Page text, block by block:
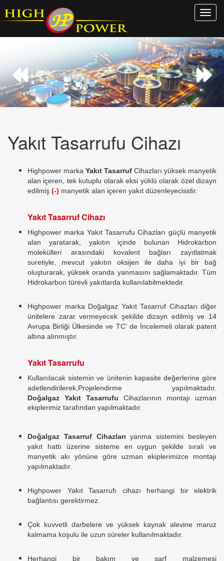
Ac
Yakıt Tasarrufu Cihazı
Highpower marka Yakıt Tasarruf Cihazları yüksek manyetik
alan içeren, tek kutuplu olarak eksi yüklü olarak özel dizayn
edilmiş (-) manyetik alan içeren yakıt düzenleyecisidir.
Yakıt Tasarruf Cihazı
Highpower marka Yakıt Tasarrufu Cihazları güçlü manyetik
alan yaratarak, yakıtın içinde bulunan Hidrokarbon
molekülleri arasındaki kovalent bağları zayıtlatmak
suretiyle, mevcut yakıtın oksijen ile daha iyi bir bağ
oluşturarak, yüksek oranda yanmasını sağlamaktadır. Tüm
Hidrokarbon türevli yakıtlarda kullanılabilmektedir.
Highpower marka Doğalgaz Yakıt Tasarruf Cihazları diğer
ünitelere zarar vermeyecek şekilde dizayn edilmiş ve 14
Avrupa Birliği Ülkesinde ve TC' de İncelemeli olarak patent
altına alınmıştır.
Yakıt Tasarrufu
Kullanılacak sistemin ve ünitenin kapasite değerlerine göre
adetlendirilerek,Projelendirme yapılmaktadır.
Doğalgaz
Yakıt Tasarrufu Cihazlarının montajı uzman
ekiplerimiz tarafından yapılmaktadır.
Doğalgaz Tasarruf Cihazları yanma sistemini besleyen
yakıt hattı üzerine sisteme en uygun şekilde sıralı ve
manyetik akı yönüne göre uzman ekiplerimizce montajı
yapılmaktadır.
Highpower Yakıt Tasarrufı cihazı herhangi bir elektrik
bağlantısı gerektirmez.
Çok kuvvetli darbelere ve yüksek kaynak alevine maruz
kalmama koşulu ile uzun süreler kullanılmaktadır.
Herhangi bir bakım ve sarf malzemesi